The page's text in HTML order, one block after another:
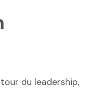
du leadership,